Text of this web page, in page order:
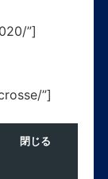
”]
”]